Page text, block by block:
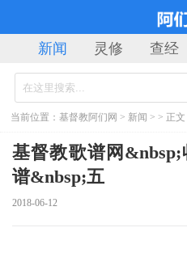
新闻 灵修 查经
当前位置： 基督教阿们网 > 新闻 > > 正文
基督教歌谱网
谱&nbsp;五
2018-06-12